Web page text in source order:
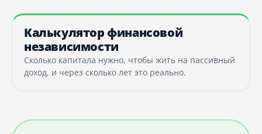
Калькулятор финансовой
независимости
Сколько капитала нужно, чтобы жить на пассивный
доход, и через сколько лет это реально.